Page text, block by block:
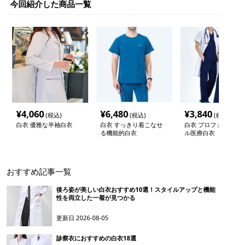
今回紹介した商品一覧
¥4,060(税込)
白衣 優雅な半袖白衣
¥6,480(税込)
白衣 すっきり着こなせ
る機能的白衣
¥3,840(税
白衣 プロフェ
ル医療白衣
おすすめ記事一覧
後ろ姿が美しい白衣おすすめ10選！スタイルアップと機能
性を両立した一着が見つかる
更新日2026-08-05
診察衣におすすめの白衣18選